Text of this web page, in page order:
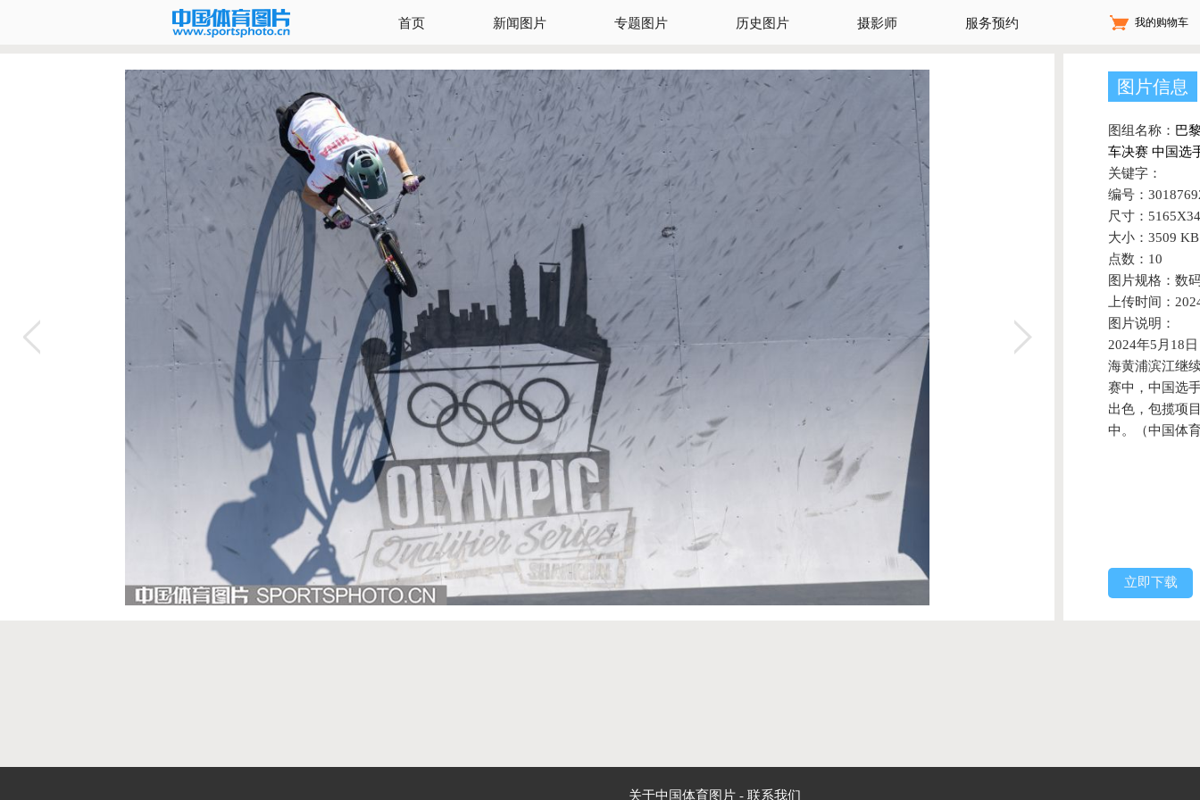
首页 新闻图片 专题图片 历史图片 摄影师 服务预约 我的购物车
图片信息
图组名称： 巴
车决赛 中国选
关键字：
编号：
尺寸：
大小：3509 KB
点数：10
图片规格：数
上传时间：
图片说明：
2024年5月18
海黄浦滨江继
赛中，中国选
出色，包揽项
中。（中国体
立即下载
关于中国体育图片 - 联系我们